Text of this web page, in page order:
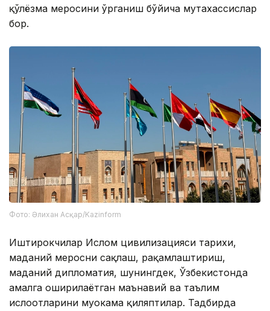
қўлёзма меросини ўрганиш бўйича мутахассислар
бор.
Фото: Әлихан Асқар/Kazinform
Иштирокчилар Ислом цивилизацияси тарихи,
маданий меросни сақлаш, рақамлаштириш,
маданий дипломатия, шунингдек, Ўзбекистонда
амалга оширилаётган маънавий ва таълим
ислоҳотларини муҳокама қиляптилар. Тадбирда